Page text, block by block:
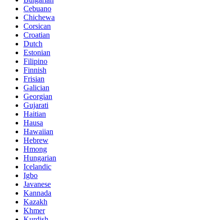
Cebuano
Chichewa
Corsican
Croatian
Dutch
Estonian
Filipino
Finnish
Frisian
Galician
Georgian
Gujarati
Haitian
Hausa
Hawaiian
Hebrew
Hmong
Hungarian
Icelandic
Igbo
Javanese
Kannada
Kazakh
Khmer